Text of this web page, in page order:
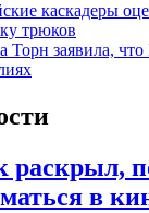
каскадеры
трюков
Торн заявила,
раскрыл,
в